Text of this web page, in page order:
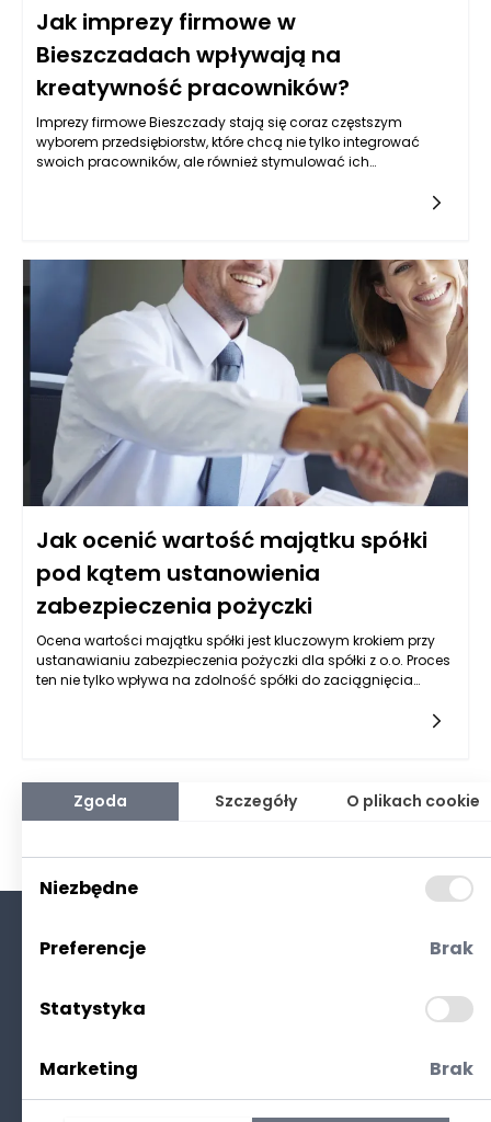
Jak imprezy firmowe w
Bieszczadach wpływają na
kreatywność pracowników?
Imprezy firmowe Bieszczady stają się coraz częstszym
wyborem przedsiębiorstw, które chcą nie tylko integrować
swoich pracowników, ale również stymulować ich
pośpiechu sprzyjają temu, by uczestnicy wyjazdu oderwali się
wpływa na zdolność do generowania innowacyjnych
pomysłów, a naturalne krajobrazy Bieszczad są doskonałym
bodźcem dla twórczego myślenia. Właśnie dlatego tak wielu
menedżerów decyduje się na organizację integracji w górach,
aby pobudzić w zespołach energię, którą później można
wykorzystać w codziennych projektach. Efekt to nie tylko
większa motywacja, ale też otwartość na nieszablonowe
rozwiązania.
Jak ocenić wartość majątku spółki
pod kątem ustanowienia
zabezpieczenia pożyczki
Ocena wartości majątku spółki jest kluczowym krokiem przy
ustanawianiu zabezpieczenia pożyczki dla spółki z o.o. Proces
ten nie tylko wpływa na zdolność spółki do zaciągnięcia
także przez oszacowanie wartości rynkowej tych aktywów.
Spółki z o.o. często korzystają z pożyczek w celu rozwoju
działalności, realizacji projektów inwestycyjnych czy w
aby dokładnie zrozumieć, co składa się na wartość majątku
oraz jakie czynniki wpływają na jego wycenę.
Polityka prywatności
Zgoda Szczegóły O plikach cookie
Niezbędne
Preferencje Brak
Statystyka
Marketing Brak